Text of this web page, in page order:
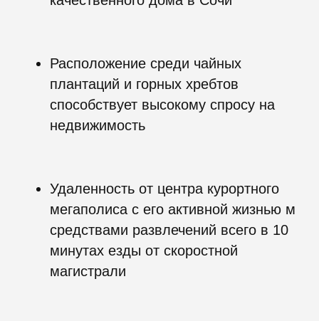
Расположение среди чайных
плантаций и горных хребтов
способствует высокому спросу на
недвижимость
Удаленность от центра курортного
мегаполиса с его активной жизнью м
средствами развлечений всего в 10
минутах езды от скоростной
магистрали